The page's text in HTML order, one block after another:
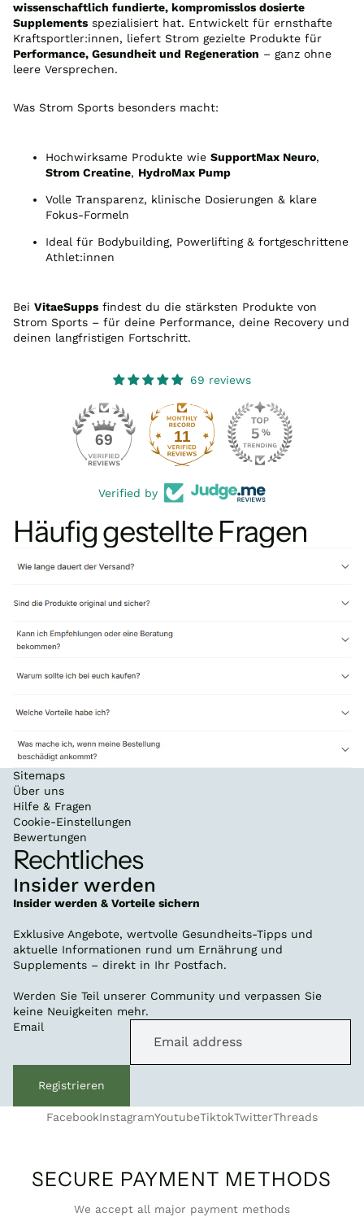
wissenschaftlich fundierte, kompromisslos dosierte
Supplements spezialisiert hat. Entwickelt für ernsthafte
Kraftsportler:innen, liefert Strom gezielte Produkte für
Performance, Gesundheit und Regeneration – ganz ohne
leere Versprechen.
Was Strom Sports besonders macht:
Hochwirksame Produkte wie SupportMax Neuro,
Strom Creatine, HydroMax Pump
Volle Transparenz, klinische Dosierungen & klare
Fokus-Formeln
Ideal für Bodybuilding, Powerlifting & fortgeschrittene
Athlet:innen
Bei VitaeSupps findest du die stärksten Produkte von
Strom Sports – für deine Performance, deine Recovery und
deinen langfristigen Fortschritt.
69 reviews
69 11
Verified by
Häufig gestellte Fragen
Sitemaps
Über uns
Hilfe & Fragen
Cookie-Einstellungen
Bewertungen
Rechtliches
Insider werden
Insider werden & Vorteile sichern
Exklusive Angebote, wertvolle Gesundheits-Tipps und
aktuelle Informationen rund um Ernährung und
Supplements – direkt in Ihr Postfach.
Werden Sie Teil unserer Community und verpassen Sie
keine Neuigkeiten mehr.
Email
Registrieren
FacebookInstagramYoutubeTiktokTwitterThreads
SECURE PAYMENT METHODS
We accept all major payment methods
● Persönliche Supplement-Beratung